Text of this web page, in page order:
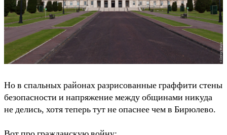
Но в спальных районах разрисованные граффити стены
безопасности и напряжение между общинами никуда
не делись, хотя теперь тут не опаснее чем в Бирюлево.